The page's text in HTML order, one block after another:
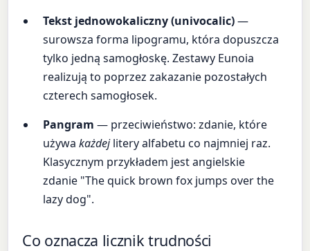
Tekst jednowokaliczny (univocalic)—
surowsza forma lipogramu, która dopuszcza
tylko jedną samogłoskę. Zestawy Eunoia
realizują to poprzez zakazanie pozostałych
czterech samogłosek.
Pangram — przeciwieństwo: zdanie, które
używakażdejlitery alfabetu co najmniej raz.
Klasycznym przykładem jest angielskie
zdanie "The quick brown fox jumps over the
lazy dog".
Co oznacza licznik trudności